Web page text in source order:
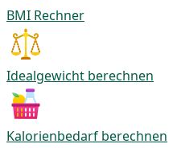
BMI Rechner
Idealgewicht berechnen
Kalorienbedarf berechnen